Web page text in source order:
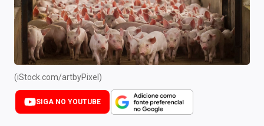
Comprar ou vender?
Carteiras Recomendadas
Central de Dividendos
Central de Fundos Imobiliários
(iStock.com/artbyPixel)
SIGA NO YOUTUBE